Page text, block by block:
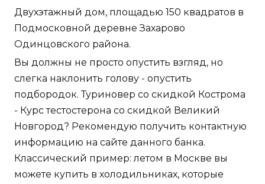
Двухэтажный дом, площадью 150 квадратов в
Подмосковной деревне Захарово
Одинцовского района.
Вы должны не просто опустить взгляд, но
слегка наклонить голову - опустить
подбородок. Туриновер со скидкой Кострома
- Курс тестостерона со скидкой Великий
Новгород? Рекомендую получить контактную
информацию на сайте данного банка.
Классический пример: летом в Москве вы
можете купить в холодильниках, которые